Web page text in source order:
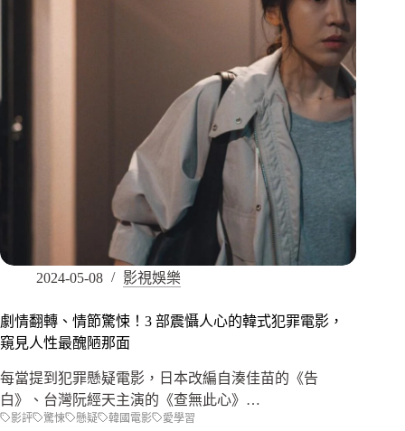
2024-05-08 影視娛樂
劇情翻轉、情節驚悚！3 部震懾人心的韓式犯罪電影，
窺見人性最醜陋那面
每當提到犯罪懸疑電影，日本改編自湊佳苗的《告
白》、台灣阮經天主演的《查無此心》…
影評 驚悚 懸疑 韓國電影 愛學習